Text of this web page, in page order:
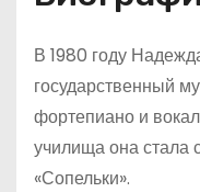
В 1980 году
государственный
фортепиано и
училища она стала
«Сопельки».